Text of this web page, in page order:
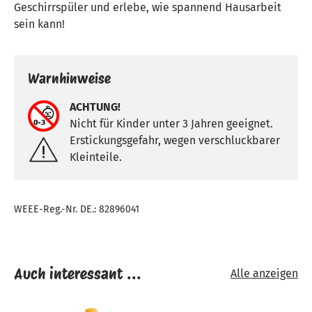
Geschirrspüler und erlebe, wie spannend Hausarbeit
sein kann!
Warnhinweise
ACHTUNG!
Nicht für Kinder unter 3 Jahren geeignet.
Erstickungsgefahr, wegen verschluckbarer
Kleinteile.
WEEE-Reg.-Nr. DE.: 82896041
Auch interessant ... Alle anzeigen